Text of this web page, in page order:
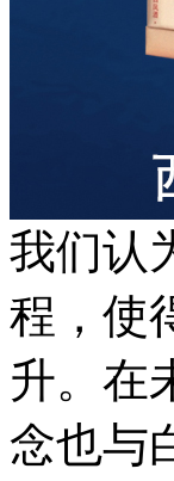
我们认
程，使
升。在
念也与